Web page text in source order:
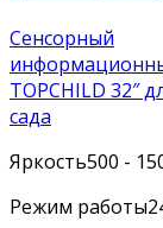
Сенсорный
TOPCHILD 32″
сада
Яркость500 -
Режим работы